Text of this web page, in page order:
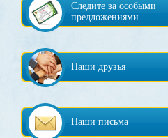
Следите за особыми
предложениями
Наши друзья
Наши письма